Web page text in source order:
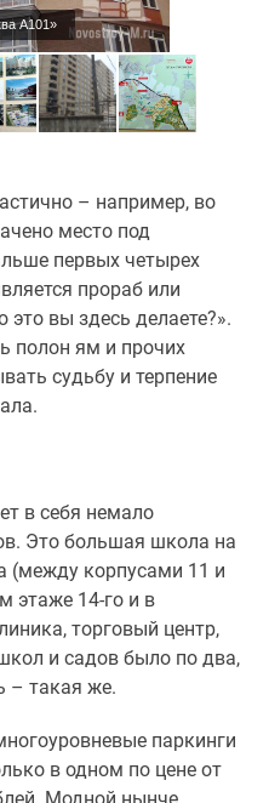
А101»
– например, во
место под
первых четырех
прораб или
вы здесь делаете?».
полон ям и прочих
судьбу и терпение
в себя немало
Это большая школа на
(между корпусами 11 и
этаже 14-го и в
торговый центр,
и садов было по два,
– такая же.
паркинги
в одном по цене от